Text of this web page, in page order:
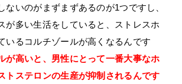
ないのがまずまずあるのが1つですし、
が多い生活をしていると、ストレスホ
いるコルチゾールが高くなるんです
が高いと、男性にとって一番大事なホ
トステロンの生産が抑制されるんです